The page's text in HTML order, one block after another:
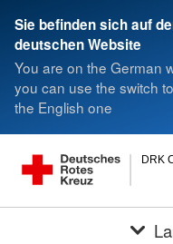
Sie befinden sich auf
deutschen Website
You are on the German
you can use the switch
the English one
DRK